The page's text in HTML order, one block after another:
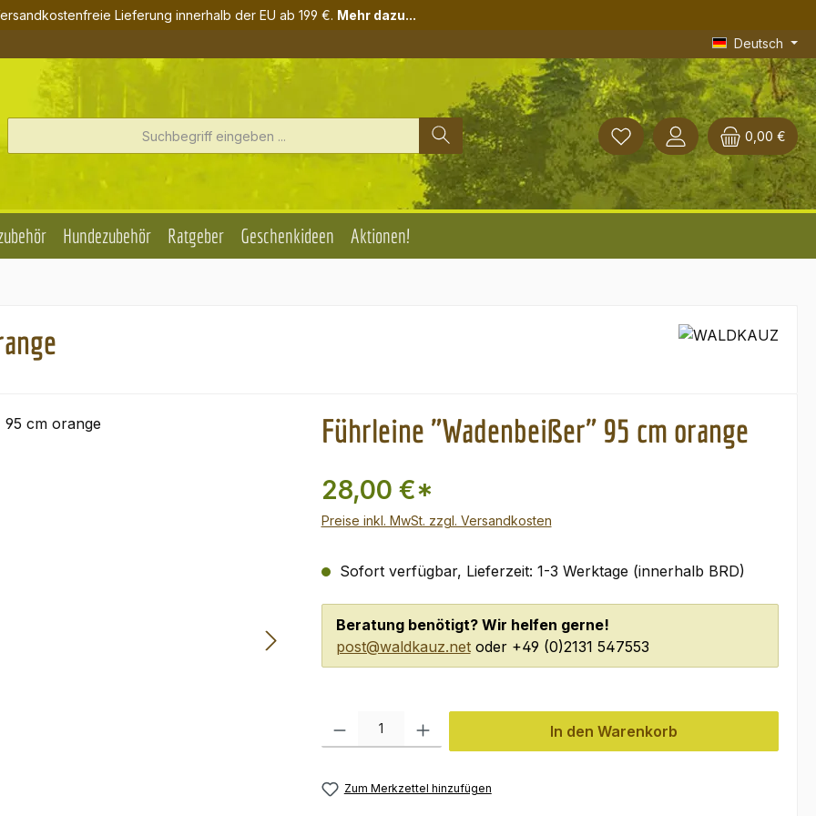
Lieferung innerhalb der EU ab 199 €. Mehr dazu...
Deutsch
0,00 €
Hundezubehör Ratgeber Geschenkideen Aktionen!
Führleine "Wadenbeißer" 95 cm orange
28,00 €*
Preise inkl. MwSt. zzgl. Versandkosten
Sofort verfügbar, Lieferzeit: 1-3 Werktage (innerhalb BRD)
Beratung benötigt? Wir helfen gerne!
post@waldkauz.netoder +49 (0)2131 547553
Produkt Anzahl: Gib den gewünschten Wert ein oder benutze die Schaltflächen
In den Warenkorb
Zum Merkzettel hinzufügen